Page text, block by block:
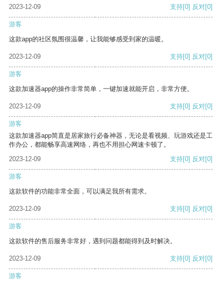
2023-12-09 支持[0] 反对[0]
游客
这款app的社区氛围很温馨，让我能够感受到家的温暖。
2023-12-09 支持[0] 反对[0]
游客
这款加速器app的操作非常简单，一键加速就能开启，非常方便。
2023-12-09 支持[0] 反对[0]
游客
这款加速器app简直是居家旅行必备神器，无论是看视频、玩游戏还是工
作办公，都能畅享高速网络，再也不用担心网速卡顿了。
2023-12-09
支持[0] 反对[0]
游客
这款软件的功能非常全面，可以满足我所有需求。
2023-12-09 支持[0] 反对[0]
游客
这款软件的售后服务非常好，遇到问题都能得到及时解决。
2023-12-09 支持[0] 反对[0]
游客